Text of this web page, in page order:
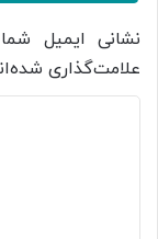
نشانی ایمیل
علامت‌گذاری